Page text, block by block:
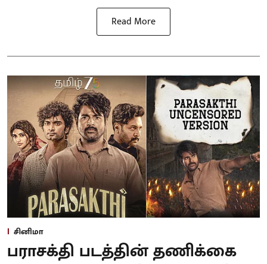
Read More
சினிமா
பராசக்தி படத்தின் தணிக்கை